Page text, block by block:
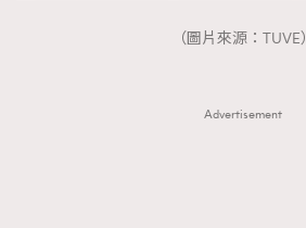
（圖片來源：TUVE）
Advertisement